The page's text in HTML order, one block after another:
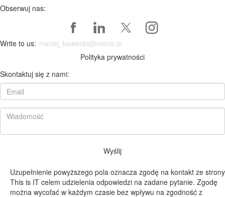
Obserwuj nas:
Write to us: maciej_kawecki@interia.pl
Polityka prywatności
Skontaktuj się z nami:
Wyślij
Uzupełnienie powyższego pola oznacza zgodę na kontakt ze strony
This is IT celem udzielenia odpowiedzi na zadane pytanie. Zgodę
można wycofać w każdym czasie bez wpływu na zgodność z